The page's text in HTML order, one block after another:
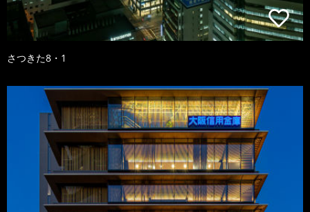
さつきた8・1